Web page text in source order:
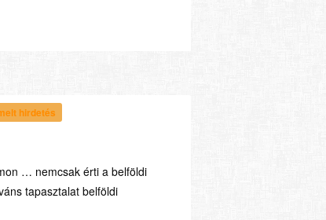
hirdetés
… nemcsak érti a belföldi
tapasztalat belföldi